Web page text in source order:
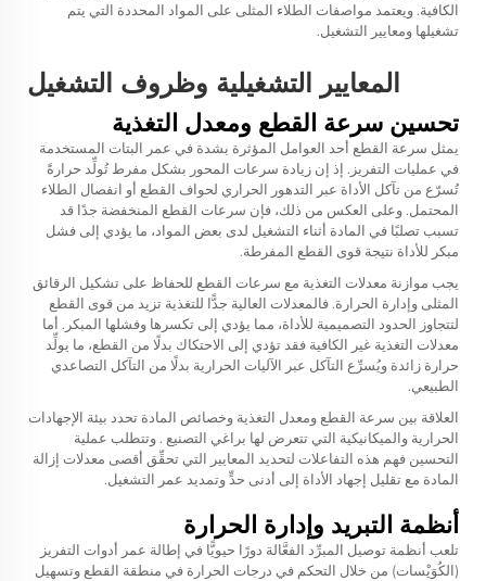
الكافية. ويعتمد مواصفات الطلاء المثلى على المواد المحددة التي يتم
تشغيلها ومعايير التشغيل.
المعايير التشغيلية وظروف التشغيل
تحسين سرعة القطع ومعدل التغذية
يمثل سرعة القطع أحد العوامل المؤثرة بشدة في عمر البتات المستخدمة
في عمليات التفريز. إذ إن زيادة سرعات المحور بشكل مفرط تُولِّد حرارةً
تُسرّع من تآكل الأداة عبر التدهور الحراري لحواف القطع أو انفصال الطلاء
المحتمل. وعلى العكس من ذلك، فإن سرعات القطع المنخفضة جدًا قد
تسبب تصلبًا في المادة أثناء التشغيل لدى بعض المواد، ما يؤدي إلى فشل
مبكر للأداة نتيجة قوى القطع المفرطة.
يجب موازنة معدلات التغذية مع سرعات القطع للحفاظ على تشكيل الرقائق
المثلى وإدارة الحرارة. فالمعدلات العالية جدًّا للتغذية تزيد من قوى القطع
لتتجاوز الحدود التصميمية للأداة، مما يؤدي إلى تكسرها وفشلها المبكر. أما
معدلات التغذية غير الكافية فقد تؤدي إلى الاحتكاك بدلًا من القطع، ما يولِّد
حرارة زائدة ويُسرِّع التآكل عبر الآليات الحرارية بدلًا من التآكل التصاعدي
الطبيعي.
العلاقة بين سرعة القطع ومعدل التغذية وخصائص المادة تحدد بيئة الإجهادات
الحرارية والميكانيكية التي تتعرض لها براغي التصنيع . وتتطلب عملية
التحسين فهم هذه التفاعلات لتحديد المعايير التي تحقِّق أقصى معدلات إزالة
المادة مع تقليل إجهاد الأداة إلى أدنى حدٍّ وتمديد عمر التشغيل.
أنظمة التبريد وإدارة الحرارة
تلعب أنظمة توصيل المبرِّد الفعَّالة دورًا حيويًّا في إطالة عمر أدوات التفريز
(الكُوَيْسات) من خلال التحكم في درجات الحرارة في منطقة القطع وتسهيل